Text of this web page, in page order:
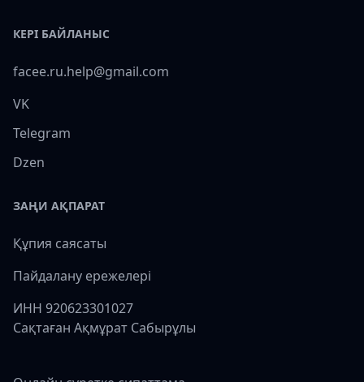
КЕРІ БАЙЛАНЫС
facee.ru.help@gmail.com
VK
Telegram
Dzen
ЗАҢИ АҚПАРАТ
Құпия саясаты
Пайдалану ережелері
ИНН 920623301027
Сақтаған Ақмұрат Сабырұлы